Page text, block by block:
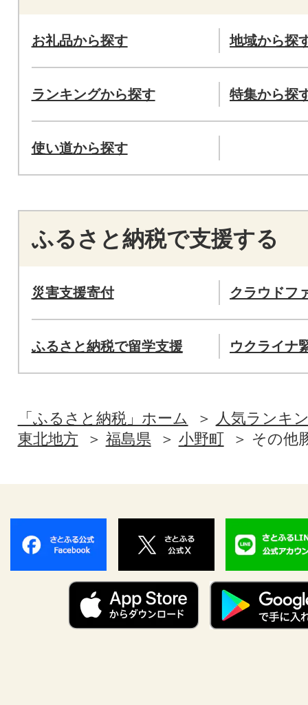
お礼品から探す 地域から探
ランキングから探す 特集から探
使い道から探す
ふるさと納税で支援する
災害支援寄付 クラウドフ
ふるさと納税で留学支援 ウクライナ
「ふるさと納税」ホーム
人気ランキ
東北地方
福島県 小野町 その他